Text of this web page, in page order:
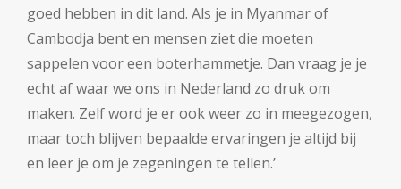
goed hebben in dit land. Als je in Myanmar of
Cambodja bent en mensen ziet die moeten
sappelen voor een boterhammetje. Dan vraag je je
echt af waar we ons in Nederland zo druk om
maken. Zelf word je er ook weer zo in meegezogen,
maar toch blijven bepaalde ervaringen je altijd bij
en leer je om je zegeningen te tellen.’